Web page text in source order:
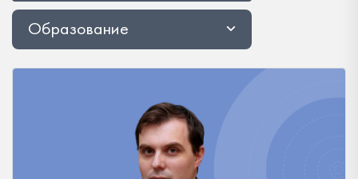
Образование